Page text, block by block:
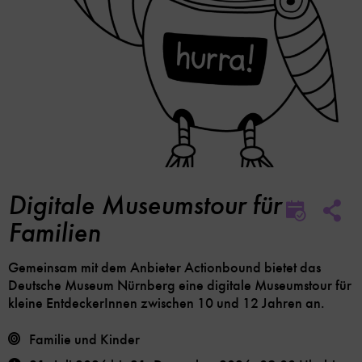
Digitale Museumstour für
Familien
Gemeinsam mit dem Anbieter Actionbound bietet das
Deutsche Museum Nürnberg eine digitale Museumstour für
kleine EntdeckerInnen zwischen 10 und 12 Jahren an.
Familie und Kinder